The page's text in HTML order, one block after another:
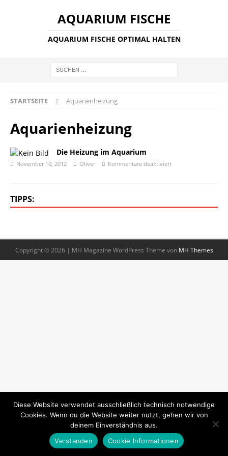
AQUARIUM FISCHE
AQUARIUM FISCHE OPTIMAL HALTEN
STARTSEITE Aquarienheizung
Aquarienheizung
Die Heizung im Aquarium
November 10, 2012 Oliver Kommentare deaktiviert
TIPPS:
Copyright © 2026 | MH Magazine WordPress Theme von MH Themes
Diese Website verwendet ausschließlich technisch notwendige
Cookies. Wenn du die Website weiter nutzt, gehen wir von
deinem Einverständnis aus.
Verstanden
Cookie Informationen